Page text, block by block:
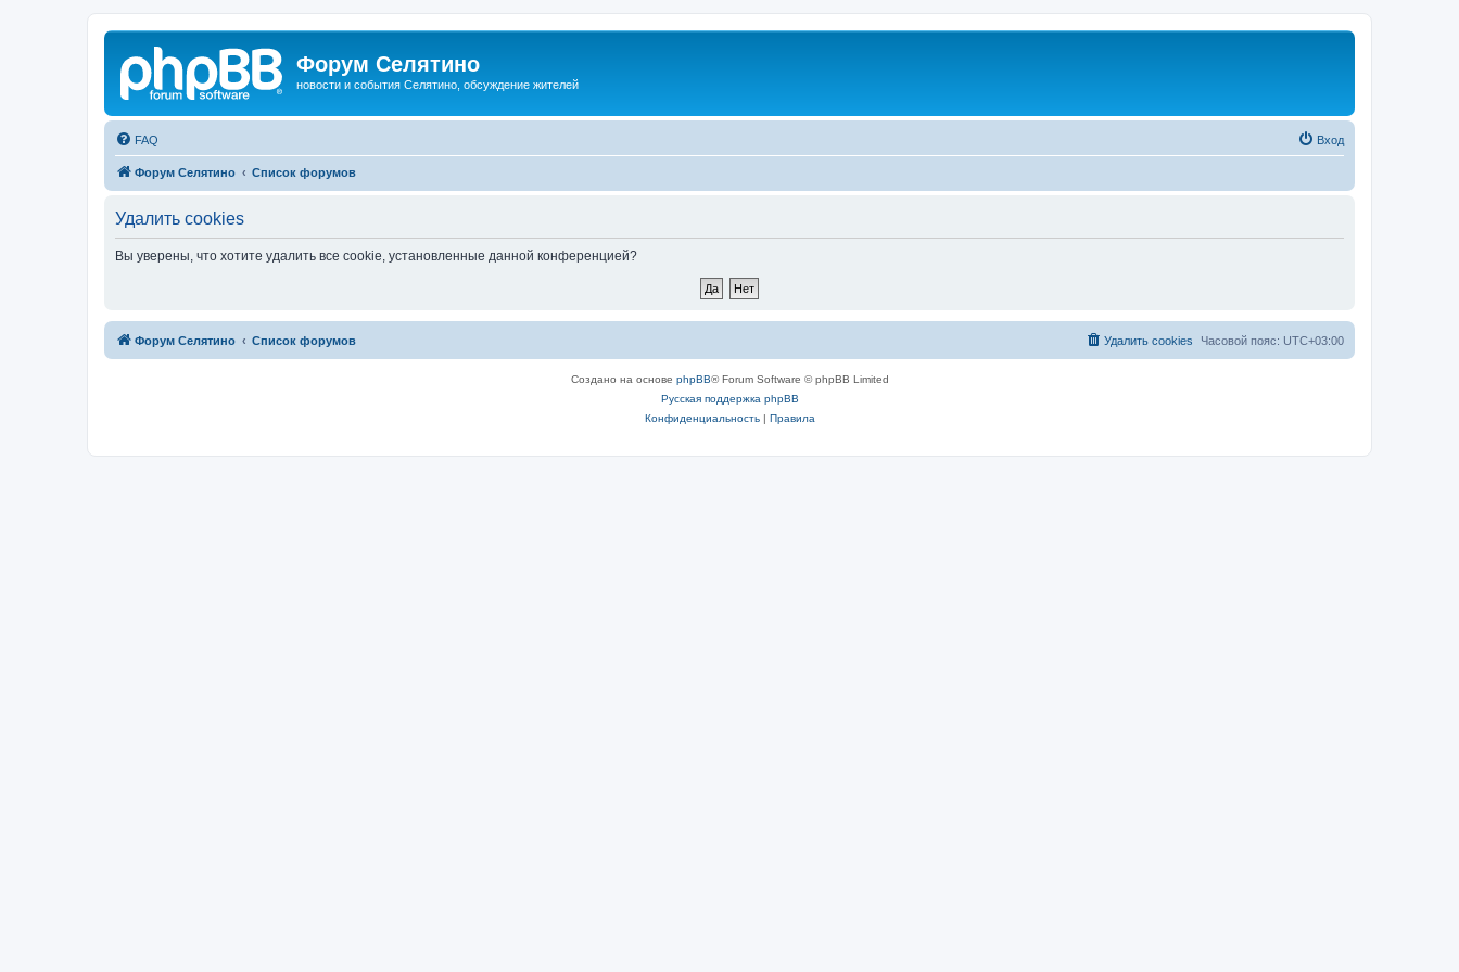
Форум Селятино
новости и события Селятино, обсуждение жителей
FAQ Вход
Форум Селятино Список форумов
Удалить cookies
Вы уверены, что хотите удалить все cookie, установленные данной конференцией?
Форум Селятино Список форумов Часовой пояс: UTC+03:00
Удалить cookies
Создано на основе phpBB® Forum Software © phpBB Limited
Русская поддержка phpBB
Конфиденциальность| Правила